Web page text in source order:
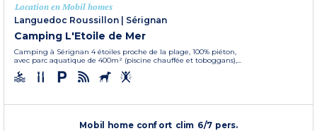
Location en Mobil homes
Languedoc Roussillon
Sérignan
Camping L'Etoile de Mer
Camping à Sérignan 4 étoiles proche de la plage, 100% piéton,
avec parc aquatique de 400m² (piscine chauffée et toboggans),...
Mobil home confort clim 6/7 pers.